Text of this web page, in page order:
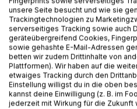
BESCHREIBUNG
Das Buch „Meditationen für
zahlreiche Meditationstexte
unsere Seite besucht und wie sie
Trackingtechnologien zu
serverseitiges Tracking sowie auch
geräteübergreifend Cookies,
sowie gehashte E-Mail-Adressen
betten wir zudem Drittinhalte von
Plattformen). Wir haben auf die
etwaiges Tracking durch den
Einstellung willigst du in die oben
kannst deine Einwilligung (z. B. im
jederzeit mit Wirkung für die Zukunft